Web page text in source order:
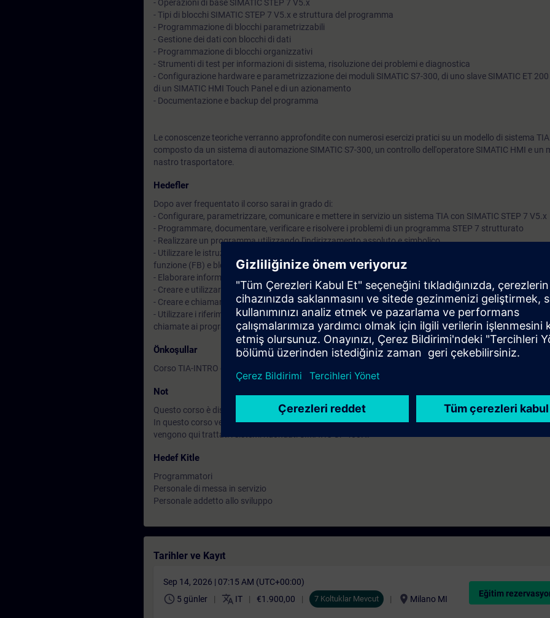
- Operazioni di base SIMATIC STEP 7 V5.x
- Tipi di blocchi SIMATIC STEP 7 V5.x e struttura del programma
- Programmazione di blocchi parametrizzabili
- Gestione dei dati con blocchi di dati
- Programmazione di blocchi organizzativi
- Strumenti di test per informazioni di sistema, risoluzione dei problemi e diagnostica
- Configurazione hardware e parametrizzazione dei moduli SIMATIC S7-300, di uno slave SIMATIC ET 200
di un SIMATIC HMI Touch Panel e di un azionamento
- Documentazione e backup del programma
Le conoscenze teoriche verranno approfondite con numerosi esercizi pratici su un modello di sistema
composto da un sistema di automazione SIMATIC S7-300, un controllo dell'operatore SIMATIC HMI e un
nastro trasportatore.
Hedefler
Dopo aver frequentato il corso sarai in grado di:
- Configurare, parametrizzare, comunicare e mettere in servizio un sistema TIA con SIMATIC STEP 7 V5.x
- Programmare, documentare, verificare e risolvere i problemi di un programma STEP 7 strutturato
- Realizzare un programma utilizzando l'indirizzamento assoluto e simbolico
- Utilizzare le istruzioni dell'applicazione di base per programmare blocchi organizzativi (OB), funzioni
funzione (FB) e blocchi di libreria
- Elaborare informazioni binarie, digitali e analogiche
- Creare e utilizzare blocchi di dati
- Creare e chiamare blocchi riutilizzabili utilizzando tecniche di passaggio di parametri
- Utilizzare i riferimenti incrociati per verificare dove e come vengono utilizzati gli operandi, controllare la
chiamate ai programmi e effettuare un confronto tra programmi online e offline
Önkoşullar
Corso TIA-INTRO o equivalenti conoscenze base dei sistemi di automazione.
Not
Questo corso è disponibile anche in modalità Virtual Classroom.
In questo corso vengono utilizzati il sistema di automazione SIMATIC S7-300 e il software SIMATIC STEP
vengono qui trattati i sistemi ridondati SIMATIC S7-400H.
Hedef Kitle
Programmatori
Personale di messa in servizio
Personale addetto allo sviluppo
Tarihler ve Kayıt
Sep 14, 2026 | 07:15 AM (UTC+00:00)
schedule 5 günler translate IT €1.900,00 7 Koltuklar Mevcut location_on Milano MI
Eğitim